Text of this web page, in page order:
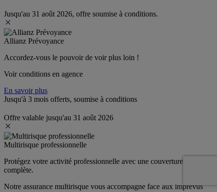
Jusqu'au 31 août 2026, offre soumise à conditions.
Allianz Prévoyance
Accordez-vous le pouvoir de voir plus loin !
Voir conditions en agence
En savoir plus
Jusqu'à 3 mois offerts, soumise à conditions
Offre valable jusqu'au 31 août 2026
Multirisque professionnelle
Protégez votre activité professionnelle avec une couverture
complète.
Notre assurance multirisque vous accompagne face aux imprévus